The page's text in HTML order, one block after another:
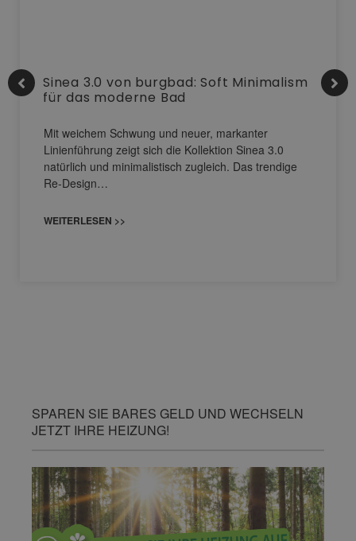
Sinea 3.0 von burgbad: Soft Minimalism
für das moderne Bad
Mit weichem Schwung und neuer, markanter
Linienführung zeigt sich die Kollektion Sinea 3.0
natürlich und minimalistisch zugleich. Das trendige
Re-Design…
WEITERLESEN >>
SPAREN SIE BARES GELD UND WECHSELN
JETZT IHRE HEIZUNG!